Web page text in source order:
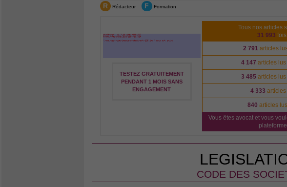
R Rédacteur F Formation
TESTEZ GRATUITEMENT
PENDANT 1 MOIS SANS
ENGAGEMENT
Tous nos articles
31 993
2 791 articles
4 147 articles
3 485 articles
4 333
840 articles
Vous êtes avocat et vous
CODE DES